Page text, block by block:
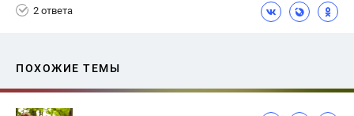
2 ответа
ПОХОЖИЕ ТЕМЫ